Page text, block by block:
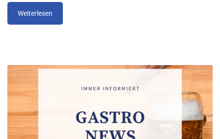
Weiterlesen